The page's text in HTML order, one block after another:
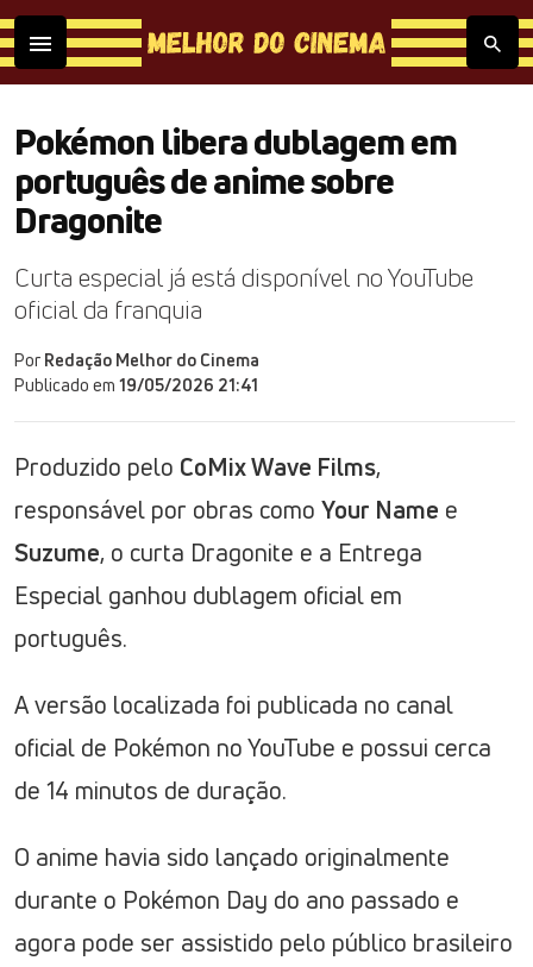
Pokémon libera dublagem em
português de anime sobre
Dragonite
Curta especial já está disponível no YouTube
oficial da franquia
Por Redação Melhor do Cinema
Publicado em 19/05/2026 21:41
Produzido pelo CoMix Wave Films,
responsável por obras como Your Name e
Suzume, o curta Dragonite e a Entrega
Especial ganhou dublagem oficial em
português.
A versão localizada foi publicada no canal
oficial de Pokémon no YouTube e possui cerca
de 14 minutos de duração.
O anime havia sido lançado originalmente
durante o Pokémon Day do ano passado e
agora pode ser assistido pelo público brasileiro